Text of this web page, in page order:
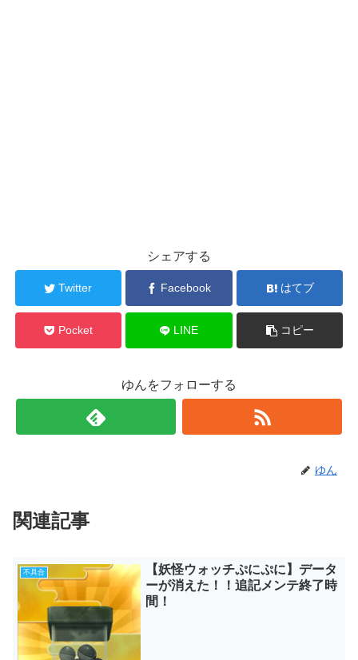
シェアする
Twitter Facebook はてブ
Pocket LINE コピー
ゆんをフォローする
ゆん
関連記事
不具合
【妖怪ウォッチぷにぷに】データ
ーが消えた！！追記メンテ終了時
間！